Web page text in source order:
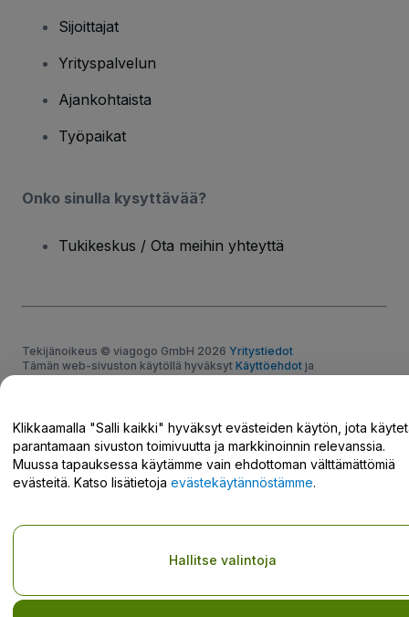
Sijoittajat
Yrityspalvelun
Ajankohtaista
Työpaikat
Onko sinulla kysyttävää?
Tukikeskus / Ota meihin yhteyttä
Tekijänoikeus © viagogo GmbH 2026 Yritystiedot
Tämän web-sivuston käytöllä hyväksyt Käyttöehdot ja
TietosuojakäytännönjaEvästekäytännönja
Klikkaamalla "Salli kaikki" hyväksyt evästeiden käytön, jota
parantamaan sivuston toimivuutta ja markkinoinnin relevanssia.
Muussa tapauksessa käytämme vain ehdottoman välttämättömiä
evästeitä. Katso lisätietoja evästekäytännöstämme.
Hallitse valintoja